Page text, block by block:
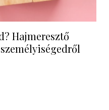
Hajmeresztő